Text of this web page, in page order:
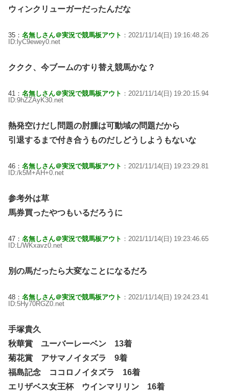
ウィンクリューガーだったんだな
35： 名無しさん＠実況で競馬板アウト ：2021/11/14(日) 19:16:48.26
ID:lyC9ewey0.net
ククク、今ブームのすり替え競馬かな？
41： 名無しさん＠実況で競馬板アウト ：2021/11/14(日) 19:20:15.94
ID:9hZZAyK30.net
熱発空けだし問題の肘腫は可動域の問題だから
引退するまで付き合うものだしどうしようもないな
46： 名無しさん＠実況で競馬板アウト ：2021/11/14(日) 19:23:29.81
ID:/k5M+AH+0.net
参考外は草
馬券買ったやつもいるだろうに
47： 名無しさん＠実況で競馬板アウト ：2021/11/14(日) 19:23:46.65
ID:L/WKxavz0.net
別の馬だったら大変なことになるだろ
48： 名無しさん＠実況で競馬板アウト ：2021/11/14(日) 19:24:23.41
ID:5Hy70RGZ0.net
手塚貴久
秋華賞 ユーバーレーベン 13着
菊花賞 アサマノイタズラ 9着
福島記念 ココロノイタズラ 16着
エリザベス女王杯 ウインマリリン 16着